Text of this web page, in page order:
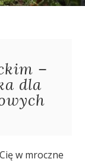
–
dla
w mroczne